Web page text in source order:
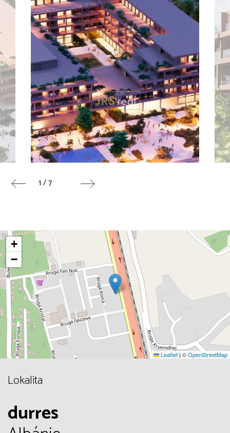
1 / 7
+
−
Leaflet | ©OpenStreetMap
Lokalita
durres